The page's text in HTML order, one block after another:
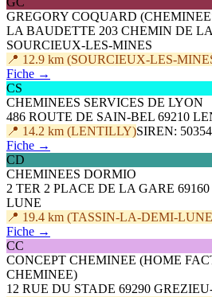
GREGORY COQUARD
LA BAUDETTE 203 CHEMIN DE
SOURCIEUX-LES-MINES
📍 12.9 km (SOURCIEUX-LES-
Fiche →
CS
CHEMINEES SERVICES DE LYON
486 ROUTE DE SAIN-BEL 69210
📍 14.2 km (LENTILLY)SIREN:
Fiche →
CD
CHEMINEES DORMIO
2 TER 2 PLACE DE LA GARE
LUNE
📍 19.4 km (TASSIN-LA-DEMI-
Fiche →
CC
CONCEPT CHEMINEE (HOME
CHEMINEE)
12 RUE DU STADE 69290